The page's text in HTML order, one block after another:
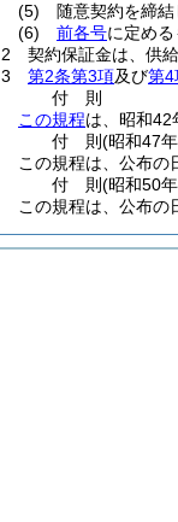
(5)
随意契約を締結
(6)
前各号に定め
2
契約保証金は、供
3
第2条第3項及び第4
付 則
この規程は、昭和42
付 則(昭和47
この規程は、公布の
付 則(昭和50
この規程は、公布の